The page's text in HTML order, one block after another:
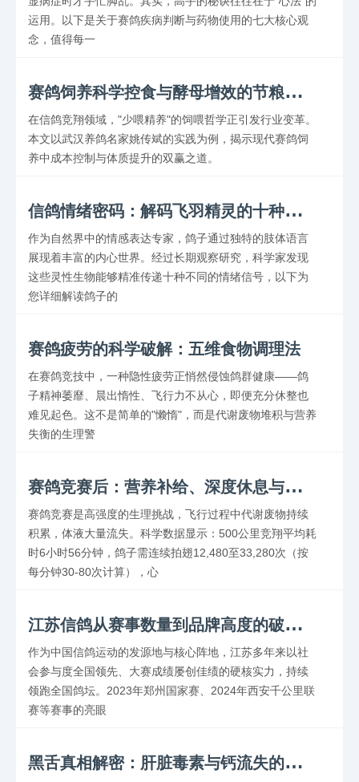
运用。以下是关于赛鸽疾病判断与药物使用的七大核心观
念，值得每一
赛
鸽饲养科学控食与酵母增效的节粮秘笈
在信鸽竞翔领域，"少喂精养"的饲喂哲学正引发行业变革。
本文以武汉养鸽名家姚传斌的实践为例，揭示现代赛鸽饲
养中成本控制与体质提升的双赢之道。
信
鸽情绪密码：解码飞羽精灵的十种情感语言
作为自然界中的情感表达专家，鸽子通过独特的肢体语言
展现着丰富的内心世界。经过长期观察研究，科学家发现
这些灵性生物能够精准传递十种不同的情绪信号，以下为
您详细解读鸽子的
赛鸽疲劳的科学破解：五维食物调理法
在赛鸽竞技中，一种隐性疲劳正悄然侵蚀鸽群健康——鸽
子精神萎靡、晨出惰性、飞行力不从心，即便充分休整也
难见起色。这不是简单的"懒惰"，而是代谢废物堆积与营养
失衡的生理警
赛
鸽竞赛后：营养补给、深度休息与疾病防控
赛鸽竞赛是高强度的生理挑战，飞行过程中代谢废物持续
积累，体液大量流失。科学数据显示：500公里竞翔平均耗
时6小时56分钟，鸽子需连续拍翅12,480至33,280次（按
每分钟30-80次计算），心
江
苏信鸽从赛事数量到品牌高度的破局之道
作为中国信鸽运动的发源地与核心阵地，江苏多年来以社
会参与度全国领先、大赛成绩屡创佳绩的硬核实力，持续
领跑全国鸽坛。2023年郑州国家赛、2024年西安千公里联
赛等赛事的亮眼
黑
舌真相解密：肝脏毒素与钙流失的双重危机